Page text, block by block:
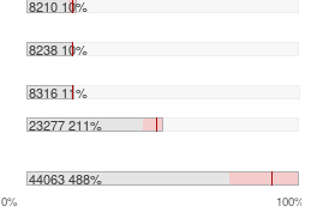
8210 10%
8238 10%
8316 11%
23277 211%
44063 488%
0% 100%